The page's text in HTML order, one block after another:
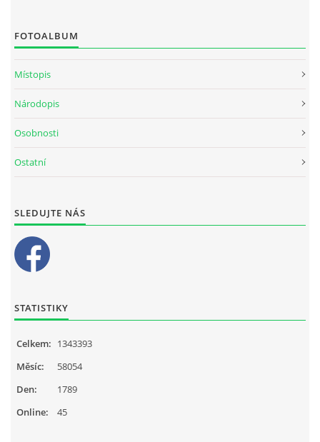
FOTOALBUM
Místopis
Národopis
Osobnosti
Ostatní
SLEDUJTE NÁS
STATISTIKY
Online: 45
Celkem: 1343393
Měsíc:
58054
Den:
1789